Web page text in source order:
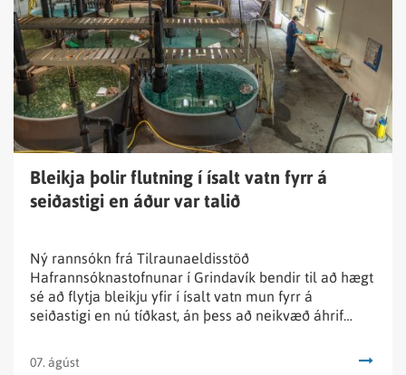
07. ágúst
Bleikja þolir flutning í ísalt vatn fyrr á
seiðastigi en áður var talið
Ný rannsókn frá Tilraunaeldisstöð
Hafrannsóknastofnunar í Grindavík bendir til að hægt
sé að flytja bleikju yfir í ísalt vatn mun fyrr á
seiðastigi en nú tíðkast, án þess að neikvæð áhrif
flutning
í
ísalt
vatn
fyrr
á
en
áður
talið